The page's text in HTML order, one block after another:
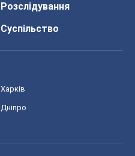
Розслідування
Суспільство
Харків
Дніпро